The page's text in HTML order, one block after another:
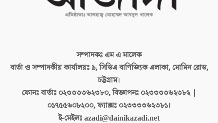
সম্পাদকঃএম এ মালেক
বার্তা ও সম্পাদকীয় কার্যালয়ঃ৯, সিডিএ বাণিজ্যিক এলাকা, মোমিন রোড,
চট্টগ্রাম।
ফোনঃ বার্তাঃ ০২৩৩৩৩৬২৩৮০, বিজ্ঞাপনঃ ০২৩৩৩৩৬২৩৮২ |
০১৭৫৫৬০৮২০০, ফ্যাক্সঃ ০২৩৩৩৩৬২৩৮১।
ই-মেইলঃazadi@dainikazadi.net